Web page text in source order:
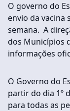
O governo do
envio da vacina
semana. A
dos Municípios
informações
O Governo do
partir do dia 1º
para todas as